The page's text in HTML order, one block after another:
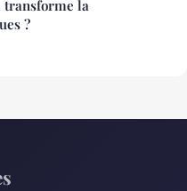
transforme la
?